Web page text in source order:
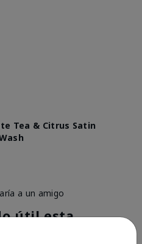
Tea & Citrus Satin
a un amigo
útil esta